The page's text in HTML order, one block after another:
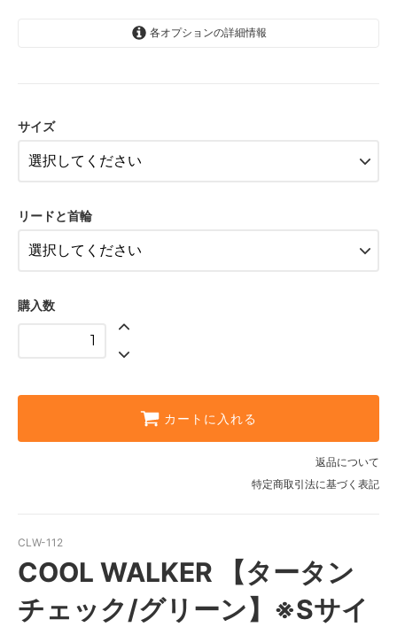
各オプションの詳細情報
サイズ
リードと首輪
購入数
カートに入れる
返品について
特定商取引法に基づく表記
CLW-112
COOL WALKER 【タータン
チェック/グリーン】※Sサイ